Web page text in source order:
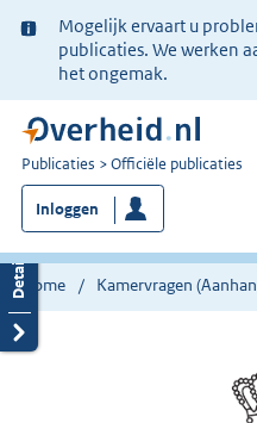
Ter
informatie:
Mogelijk ervaart u
publicaties. We werken
het ongemak.
U
bent
nu
hier:
Publicaties Officiële publicaties
Inloggen
Home Kamervragen